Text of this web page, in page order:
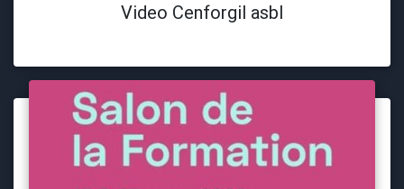
Video Cenforgil asbl